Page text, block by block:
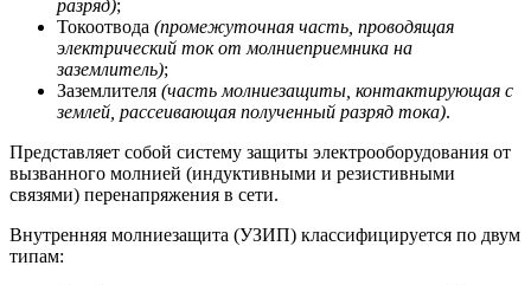
разряд);
Токоотвода (промежуточная часть, проводящая
электрический ток от молниеприемника на
заземлитель);
Заземлителя (часть молниезащиты, контактирующая с
землей, рассеивающая полученный разряд тока).
Представляет собой систему защиты электрооборудования от
вызванного молнией (индуктивными и резистивными
связями) перенапряжения в сети.
Внутренняя молниезащита (УЗИП) классифицируется по двум
типам: